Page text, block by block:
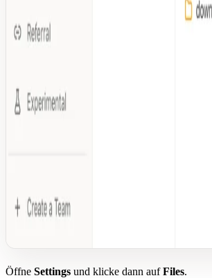
Öffne Settings und klicke dann aufFiles.